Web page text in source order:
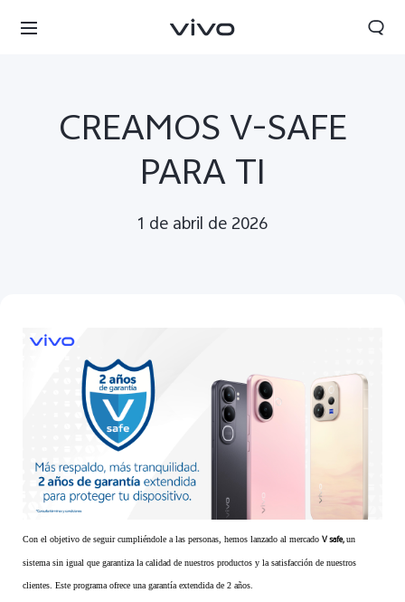
Colombia | Seleccione país/región
CREAMOS V-SAFE
PARA TI
1 de abril de 2026
Con el objetivo de seguir cumpliéndole a las personas, hemos lanzado al mercado V safe,un
sistema sin igual que garantiza la calidad de nuestros productos y la satisfacción de nuestros
clientes. Este programa ofrece una garantía extendida de 2 años.